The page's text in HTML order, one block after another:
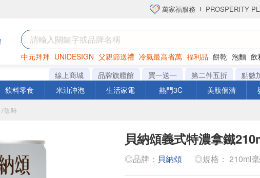
萬家福服務 PROSPERITY
中元拜拜 UNIDESIGN 父親節送禮 冷氣最高省萬 福利品 餅乾 泡麵 飲
罐頭 海苔 洋芋片
線上商城 品牌旗艦館 買一送一 第二件五折 點數
飲料零食 米油沖泡 生活家電 熱門3C 美妝個清
/ 咖啡
貝納頌義式特濃拿鐵
◎品牌： 貝納頌 ◎規格： 210ml